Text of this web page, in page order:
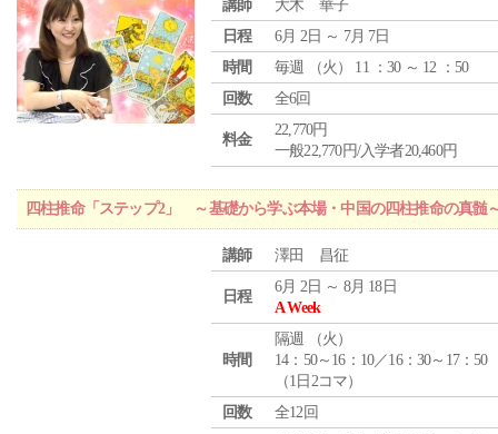
講師
大木 華子
日程
6月 2日 ～ 7月 7日
時間
毎週 （火 ） 11 ：30 ～ 12 ：50
回数
全6回
料金
22,770円
一般22,770円/入学者20,460円
四柱推命「ステップ2」 ～基礎から学ぶ本場・中国の四柱推命の真髄
講師 澤田 昌征
日程
6月 2日 ～ 8月 18日
A Week
時間
隔週 （火 ）
14：50～16：10／16：30～17：50
（1日2コマ）
回数
全12回